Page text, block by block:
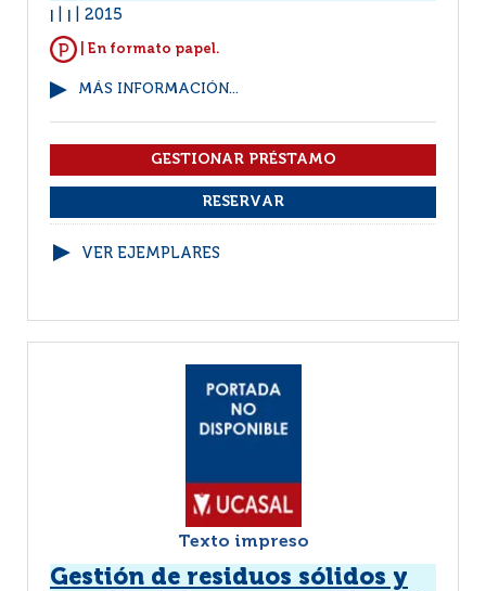
2015
| En formato papel.
MÁS INFORMACIÓN...
VER EJEMPLARES
Texto impreso
Gestión de residuos sólidos y